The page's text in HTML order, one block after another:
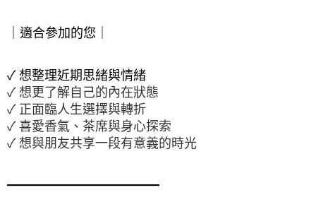
｜適合參加的您｜
✓ 想與朋友共享一段有意義的時光
━━━━━━━━━━━━